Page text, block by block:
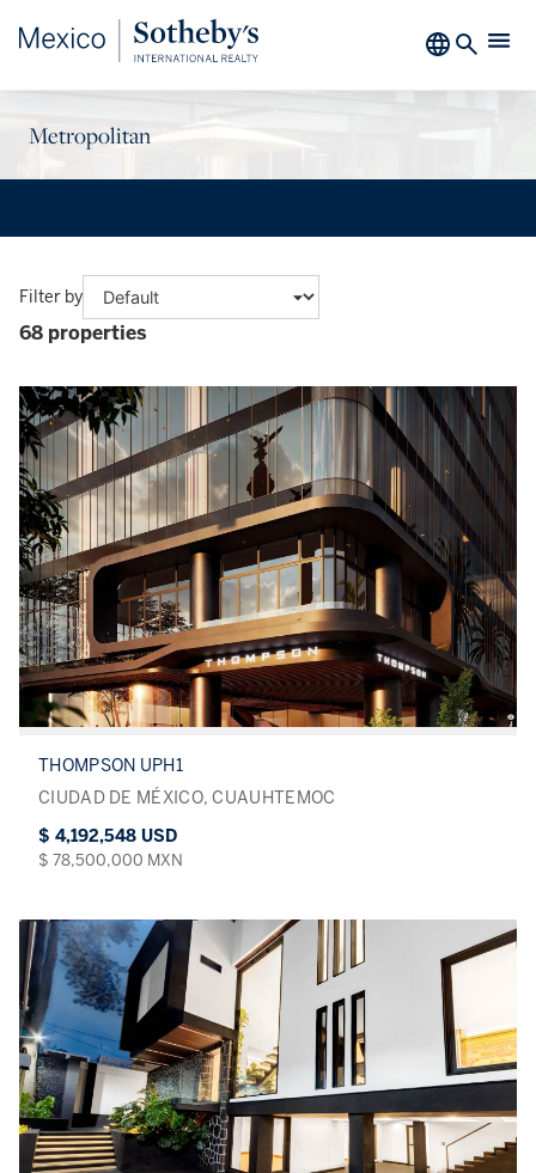
Metropolitan
Filter by
68 properties
THOMPSON UPH1
CIUDAD DE MÉXICO, CUAUHTEMOC
$ 4,192,548 USD
$ 78,500,000 MXN